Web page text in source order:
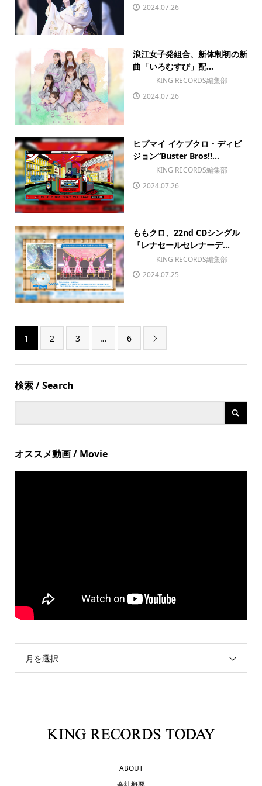
2024.07.26
浪江女子発組合、新体制初の新
曲「いろむすび」配...
KING RECORDS編集部
2024.07.26
ヒプマイ イケブクロ・ディビ
ジョン“Buster Bros!!...
KING RECORDS編集部
2024.07.26
ももクロ、22nd CDシングル
『レナセールセレナーデ...
KING RECORDS編集部
2024.07.25
1 2 3 … 6 
検索 / Search
オススメ動画 / Movie
月を選択
ABOUT